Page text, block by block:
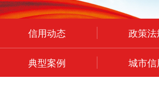
信用动态 政策法
典型案例 城市信